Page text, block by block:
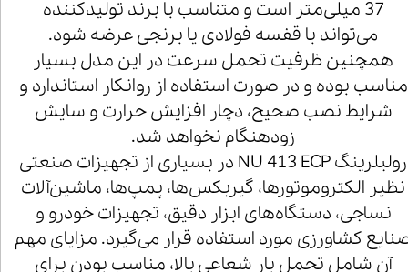
37 میلی‌متر است و متناسب با برند تولیدکننده
می‌تواند با قفسه فولادی یا برنجی عرضه شود.
همچنین ظرفیت تحمل سرعت در این مدل بسیار
مناسب بوده و در صورت استفاده از روانکار استاندارد و
شرایط نصب صحیح، دچار افزایش حرارت و سایش
زودهنگام نخواهد شد.
رولبلرینگ NU 413 ECP در بسیاری از تجهیزات صنعتی
نظیر الکتروموتورها، گیربکس‌ها، پمپ‌ها، ماشین‌آلات
نساجی، دستگاه‌های ابزار دقیق، تجهیزات خودرو و
کشاورزی مورد استفاده قرار می‌گیرد. مزایای مهم
آن شامل تحمل بار شعاعی بالا، مناسب بودن برای